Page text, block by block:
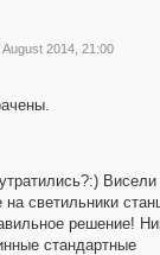
2014, 21:00
светильники
решение!
стандартные